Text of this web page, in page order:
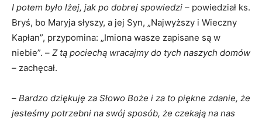
I potem było lżej, jak po dobrej spowiedzi – powiedział ks.
Bryś, bo Maryja słyszy, a jej Syn, „Najwyższy i Wieczny
Kapłan”, przypomina: „Imiona wasze zapisane są w
niebie”. – Z tą pociechą wracajmy do tych naszych domów
– zachęcał.
– Bardzo dziękuję za Słowo Boże i za to piękne zdanie, że
jesteśmy potrzebni na swój sposób, że czekają na nas